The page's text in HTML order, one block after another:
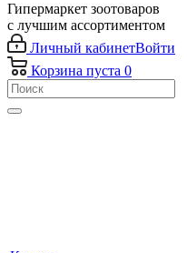
Гипермаркет зоотоваров
с лучшим ассортиментом
Личный кабинетВойти
Корзина пуста 0